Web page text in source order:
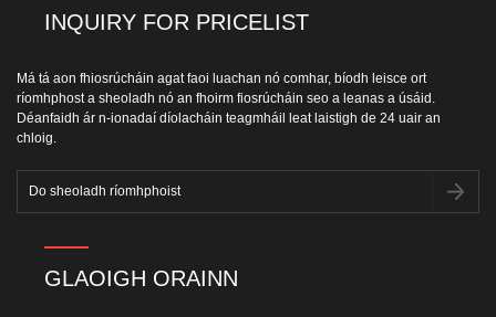
INQUIRY FOR PRICELIST
Má tá aon fhiosrúcháin agat faoi luachan nó comhar, bíodh leisce ort
ríomhphost a sheoladh nó an fhoirm fiosrúcháin seo a leanas a úsáid.
Déanfaidh ár n-ionadaí díolacháin teagmháil leat laistigh de 24 uair an
chloig.
GLAOIGH ORAINN